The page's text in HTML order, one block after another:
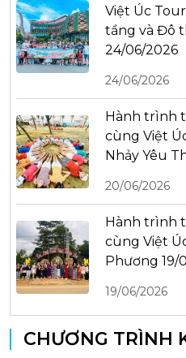
Việt Úc
tầng và Đô
24/06/2026
24/06/2026
Hành trình
cùng Việt
Nhảy Yêu
20/06/2026
Hành trình
cùng Việt
Phương 19/
19/06/2026
CHƯƠNG TRÌNH